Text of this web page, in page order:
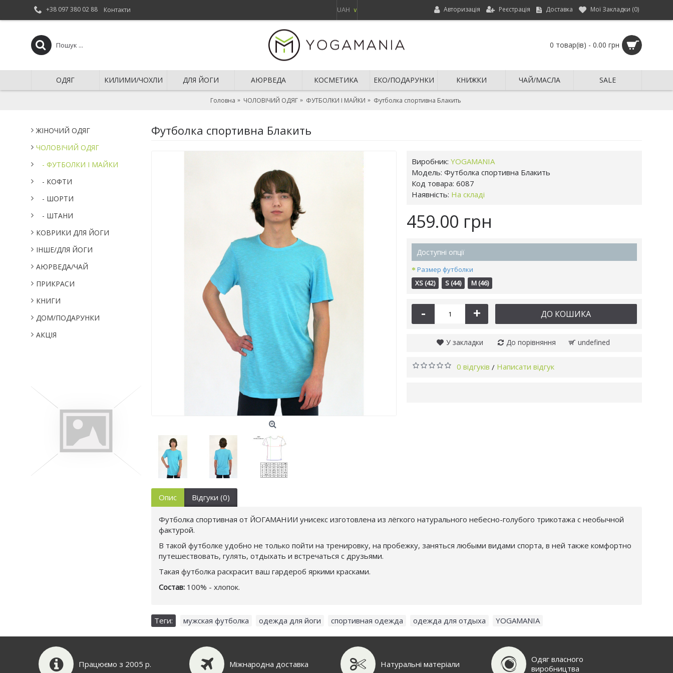
+38 097 380 02 88 Контакти UAH ∨ Авторизація Реєстрація Доставка Мої Закладки (0)
0 товар(ів) - 0.00 грн
ОДЯГ КИЛИМИ/ЧОХЛИ ДЛЯ ЙОГИ АЮРВЕДА КОСМЕТИКА ЕКО/ПОДАРУНКИ КНИЖКИ ЧАЙ/МАСЛА SALE
Головна ЧОЛОВІЧИЙ ОДЯГ ФУТБОЛКИ І МАЙКИ Футболка спортивна Блакить
ЖІНОЧИЙ ОДЯГ
ЧОЛОВІЧИЙ ОДЯГ
- ФУТБОЛКИ І МАЙКИ
- КОФТИ
- ШОРТИ
- ШТАНИ
КОВРИКИ ДЛЯ ЙОГИ
IНШЕ/ДЛЯ ЙОГИ
АЮРВЕДА/ЧАЙ
ПРИКРАСИ
КНИГИ
ДОМ/ПОДАРУНКИ
АКЦІЯ
Футболка спортивна Блакить
Виробник: YOGAMANIA
Модель: Футболка спортивна Блакить
Код товара: 6087
Наявність: На складі
459.00 грн
Доступні опції
Размер футболки
XS (42)
S (44) M (46)
- + ДО КОШИКА
У закладки До порівняння undefined
0 відгуків / Написати відгук
Опис Відгуки (0)
Футболка спортивная от ЙОГАМАНИИ унисекс изготовлена из лёгкого натурального небесно-голубого трикотажа с необычной
фактурой.
В такой футболке удобно не только пойти на тренировку, на пробежку, заняться любыми видами спорта, в ней также комфортно
путешествовать, гулять, отдыхать и встречаться с друзьями.
Такая футболка раскрасит ваш гардероб яркими красками.
Состав: 100% - хлопок.
Теги: мужская футболка одежда для йоги спортивная одежда одежда для отдыха YOGAMANIA
Працюємо з 2005 р. Міжнародна доставка Натуральні матеріали
Одяг власного
виробництва